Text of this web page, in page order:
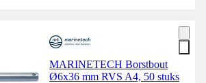
MARINETECH Borstbout
Ø6x36 mm RVS A4, 50 stuks